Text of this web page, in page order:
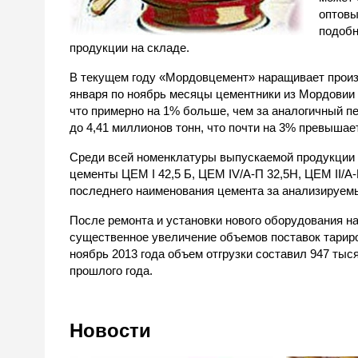
продукции на складе.
В текущем году «Мордовцемент» наращивает
января по ноябрь месяцы цементники из
что примерно на 1% больше, чем за аналогичный
до 4,41 миллионов тонн, что почти на 3%
Среди всей номенклатуры выпускаемой
цементы ЦЕМ I 42,5 Б, ЦЕМ IV/A-П 32,5Н, ЦЕМ II/A-
последнего наименования цемента за
После ремонта и установки нового оборудования
существенное увеличение объемов поставок
ноябрь 2013 года объем отгрузки составил 947
прошлого года.
Новости